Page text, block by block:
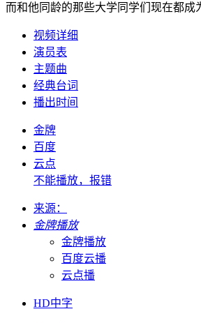
而和他同龄的那些大学同学们现在都成
视频详细
演员表
主题曲
经典台词
播出时间
金牌
百度
云点
不能播放，报错
来源：
金牌播放
金牌播放
百度云播
云点播
HD中字